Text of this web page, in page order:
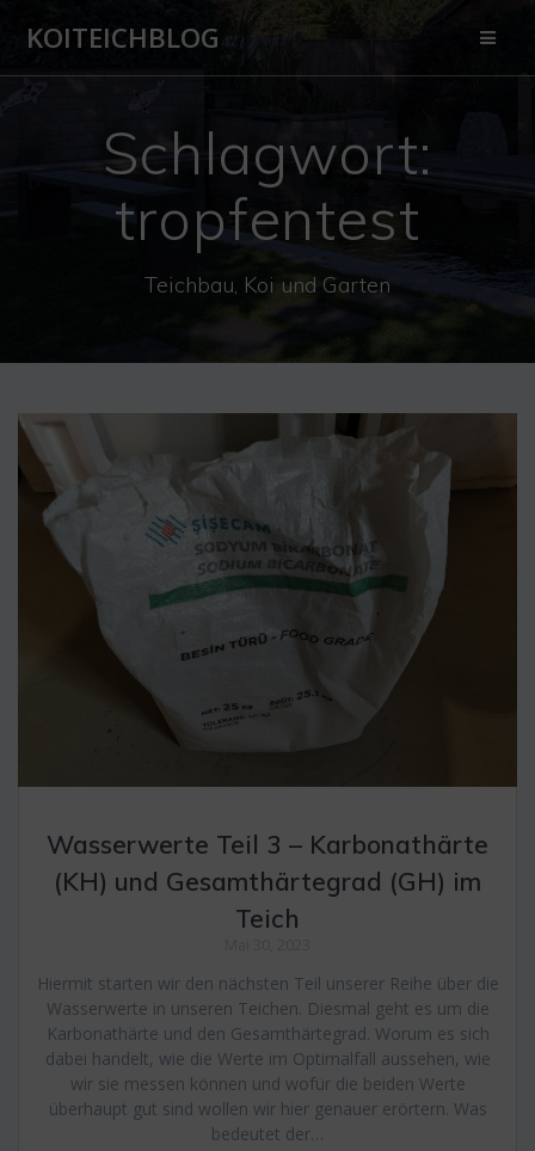
Inhalt
KOITEICHBLOG
Schlagwort:
tropfentest
Teichbau, Koi und Garten
Wasserwerte Teil 3 – Karbonathärte
(KH) und Gesamthärtegrad (GH) im
Teich
Hiermit starten wir den nächsten Teil unserer Reihe über die
Wasserwerte in unseren Teichen. Diesmal geht es um die
Karbonathärte und den Gesamthärtegrad. Worum es sich
dabei handelt, wie die Werte im Optimalfall aussehen, wie
wir sie messen können und wofür die beiden Werte
überhaupt gut sind wollen wir hier genauer erörtern. Was
bedeutet der…